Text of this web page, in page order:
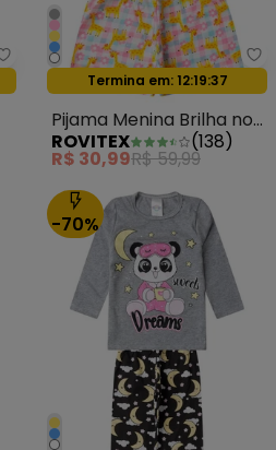
Select - Pijama Menina Manga
Oferta relâmpago
Termina em: 12:19:35
Pijama Menina Brilha no
Escuro Kappes Azul
ROVITEX (138)
R$ 30,99R$ 59,99
-70%